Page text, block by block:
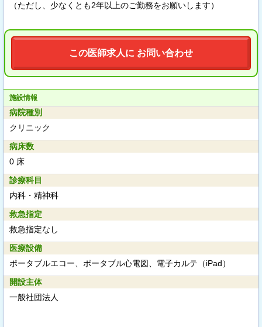
（ただし、少なくとも2年以上のご勤務をお願いします）
この医師求人に お問い合わせ
施設情報
病院種別
クリニック
病床数
0 床
診療科目
内科・精神科
救急指定
救急指定なし
医療設備
ポータブルエコー、ポータブル心電図、電子カルテ（iPad）
開設主体
一般社団法人